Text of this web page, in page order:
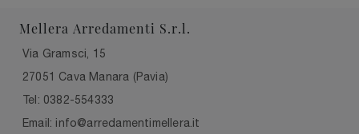
Mellera Arredamenti S.r.l.
Via Gramsci, 15
27051 Cava Manara (Pavia)
Tel: 0382-554333
Email: info@arredamentimellera.it